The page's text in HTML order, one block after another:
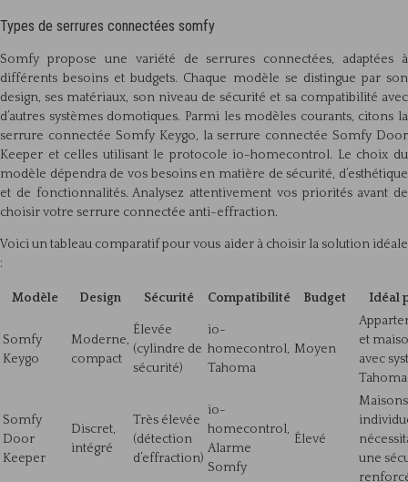
Types de serrures connectées somfy
Somfy propose une variété de serrures connectées, adaptées à
différents besoins et budgets. Chaque modèle se distingue par son
design, ses matériaux, son niveau de sécurité et sa compatibilité avec
d’autres systèmes domotiques. Parmi les modèles courants, citons la
serrure connectée Somfy Keygo, la serrure connectée Somfy Door
Keeper et celles utilisant le protocole io-homecontrol. Le choix du
modèle dépendra de vos besoins en matière de sécurité, d’esthétique
et de fonctionnalités. Analysez attentivement vos priorités avant de
choisir votre serrure connectée anti-effraction.
Voici un tableau comparatif pour vous aider à choisir la solution idéale
:
Modèle Design Sécurité Compatibilité Budget Idéal
Somfy
Keygo
Moderne,
compact
Élevée
(cylindre de
sécurité)
io-
homecontrol,
Tahoma
Moyen
et
avec
Tahoma
Somfy
Door
Keeper
Discret,
intégré
Très élevée
(détection
d’effraction)
io-
homecontrol,
Alarme
Somfy
Élevé
Maisons
une